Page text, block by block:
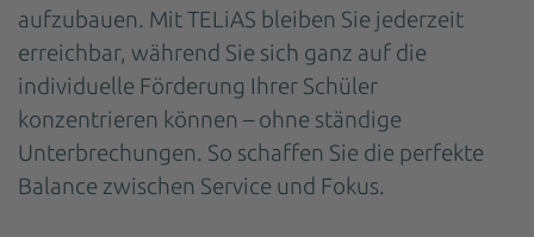
aufzubauen. Mit TELiAS bleiben Sie jederzeit
erreichbar, während Sie sich ganz auf die
individuelle Förderung Ihrer Schüler
konzentrieren können – ohne ständige
Unterbrechungen. So schaffen Sie die perfekte
Balance zwischen Service und Fokus.